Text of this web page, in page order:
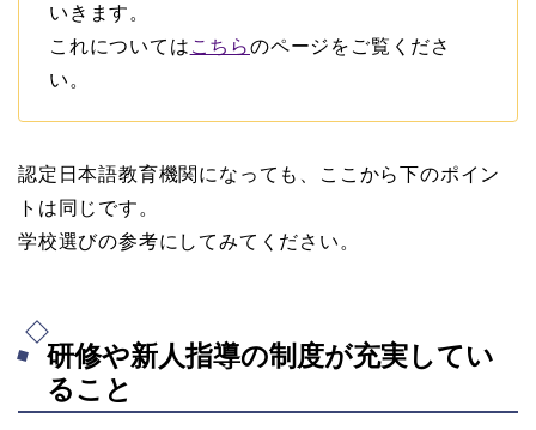
いきます。
これについては こちらのページをご覧くださ
い。
認定日本語教育機関になっても、ここから下のポイン
トは同じです。
学校選びの参考にしてみてください。
研修や新人指導の制度が充実してい
ること